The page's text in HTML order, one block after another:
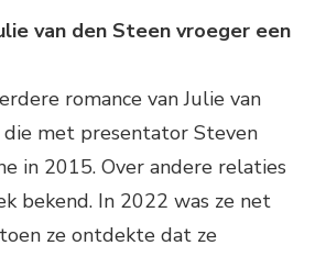
van den Steen vroeger een
romance van Julie van
die met presentator Steven
in 2015. Over andere relaties
bekend. In 2022 was ze net
ze ontdekte dat ze